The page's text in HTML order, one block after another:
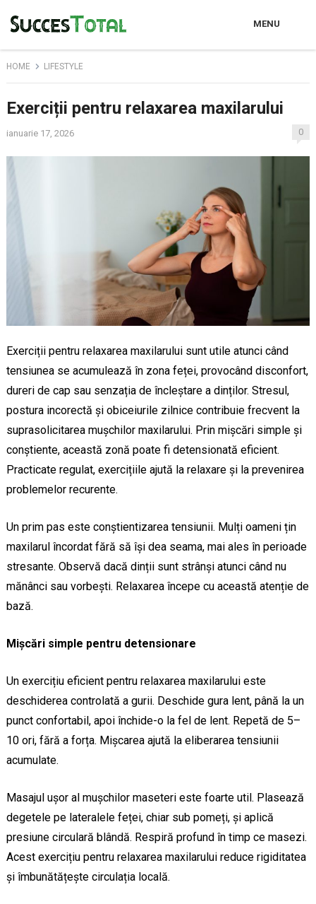
MENU
HOME LIFESTYLE
Exerciții pentru relaxarea maxilarului
ianuarie 17, 2026 0
Exerciții pentru relaxarea maxilarului sunt utile atunci când
tensiunea se acumulează în zona feței, provocând disconfort,
dureri de cap sau senzația de încleștare a dinților. Stresul,
postura incorectă și obiceiurile zilnice contribuie frecvent la
suprasolicitarea mușchilor maxilarului. Prin mișcări simple și
conștiente, această zonă poate fi detensionată eficient.
Practicate regulat, exercițiile ajută la relaxare și la prevenirea
problemelor recurente.
Un prim pas este conștientizarea tensiunii. Mulți oameni țin
maxilarul încordat fără să își dea seama, mai ales în perioade
stresante. Observă dacă dinții sunt strânși atunci când nu
mănânci sau vorbești. Relaxarea începe cu această atenție de
bază.
Mișcări simple pentru detensionare
Un exercițiu eficient pentru relaxarea maxilarului este
deschiderea controlată a gurii. Deschide gura lent, până la un
punct confortabil, apoi închide-o la fel de lent. Repetă de 5–
10 ori, fără a forța. Mișcarea ajută la eliberarea tensiunii
acumulate.
Masajul ușor al mușchilor maseteri este foarte util. Plasează
degetele pe lateralele feței, chiar sub pomeți, și aplică
presiune circulară blândă. Respiră profund în timp ce masezi.
Acest exercițiu pentru relaxarea maxilarului reduce rigiditatea
și îmbunătățește circulația locală.